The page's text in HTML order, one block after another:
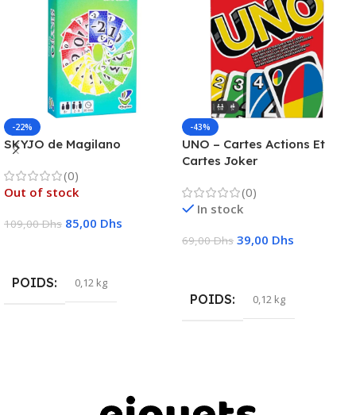
-22%
SKYJO de Magilano
(0)
Out of stock
109,00Dhs 85,00 Dhs
POIDS 0,12 kg
-43%
UNO – Cartes Actions Et
Cartes Joker
(0)
In stock
69,00Dhs 39,00 Dhs
POIDS 0,12 kg